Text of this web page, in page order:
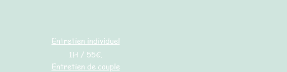
Entretien individuel
1H / 55€.
Entretien de couple